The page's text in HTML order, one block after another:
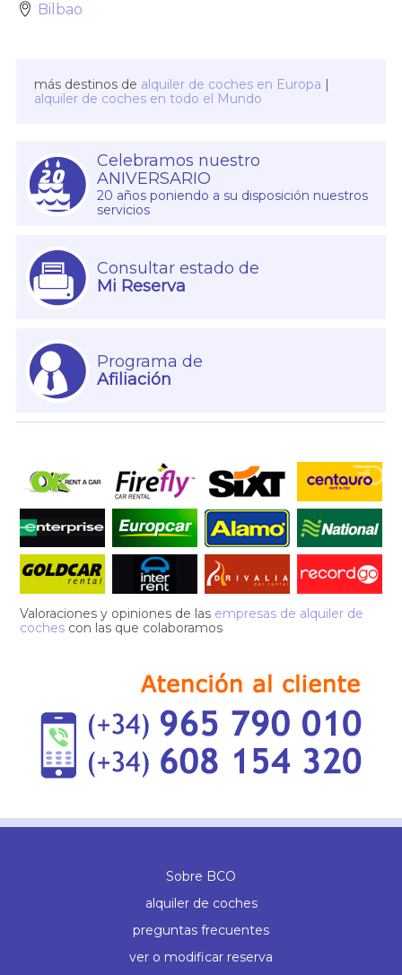
Bilbao
más destinos de alquiler de coches en Europa |
alquiler de coches en todo el Mundo
Celebramos nuestro
ANIVERSARIO
20 años poniendo a su disposición nuestros
servicios
Consultar estado de
Mi Reserva
Programa de
Afiliación
Valoraciones y opiniones de las empresas de alquiler de
coches con las que colaboramos
Sobre BCO
alquiler de coches
preguntas frecuentes
ver o modificar reserva